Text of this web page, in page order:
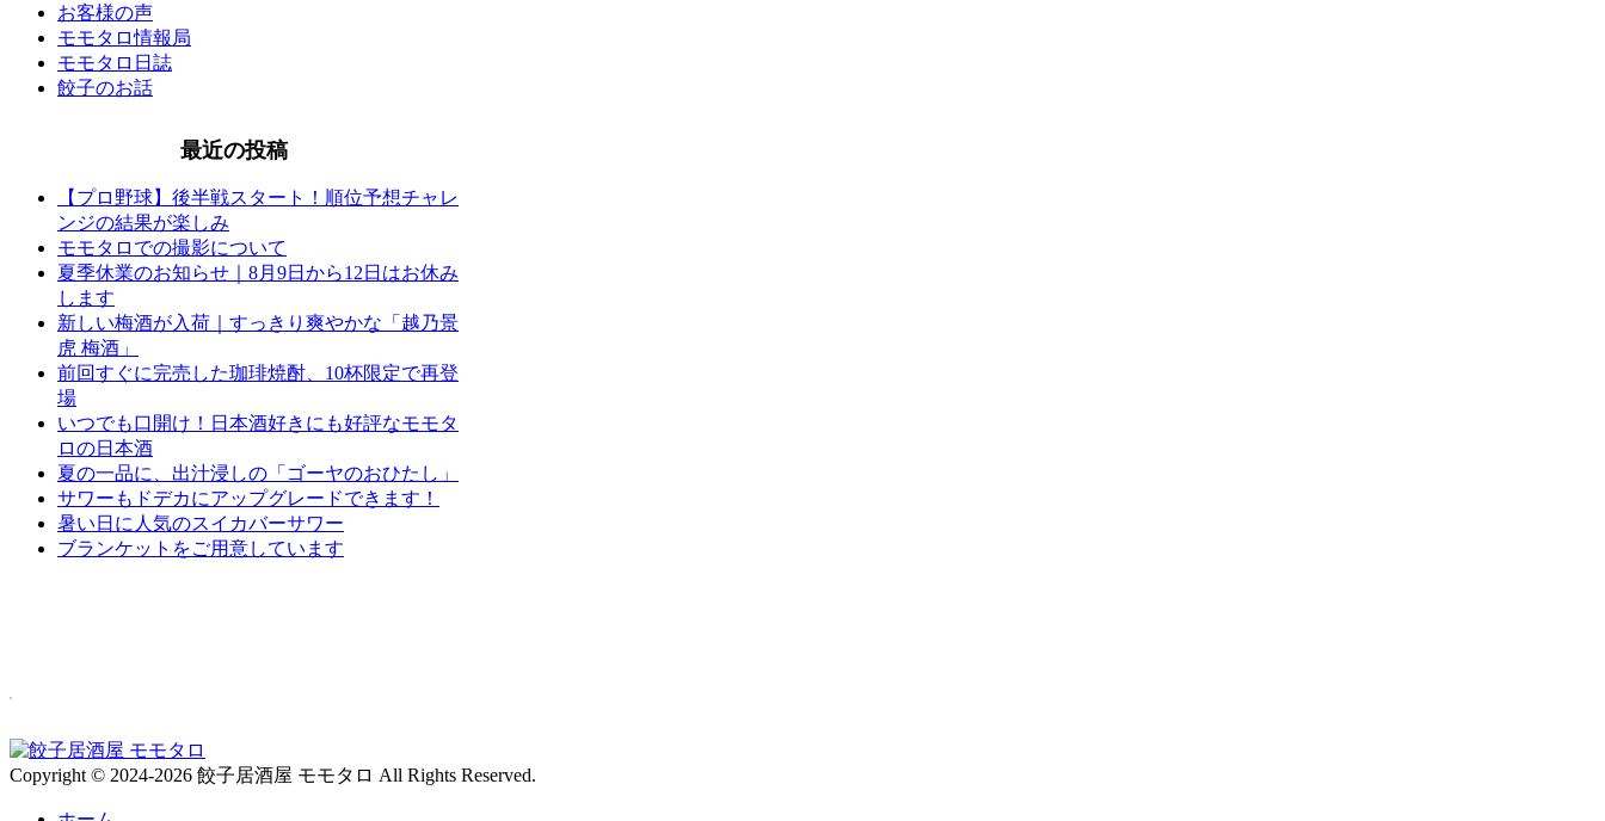
お客様の声
モモタロ情報局
モモタロ日誌
餃子のお話
最近の投稿
【プロ野球】後半戦スタート！順位予想チャレ
ンジの結果が楽しみ
モモタロでの撮影について
夏季休業のお知らせ｜8月9日から12日はお休み
します
新しい梅酒が入荷｜すっきり爽やかな「越乃景
虎 梅酒」
前回すぐに完売した珈琲焼酎、10杯限定で再登
場
いつでも口開け！日本酒好きにも好評なモモタ
ロの日本酒
夏の一品に、出汁浸しの「ゴーヤのおひたし」
サワーもドデカにアップグレードできます！
暑い日に人気のスイカバーサワー
ブランケットをご用意しています
Copyright © 2024-2026 餃子居酒屋 モモタロ All Rights Reserved.